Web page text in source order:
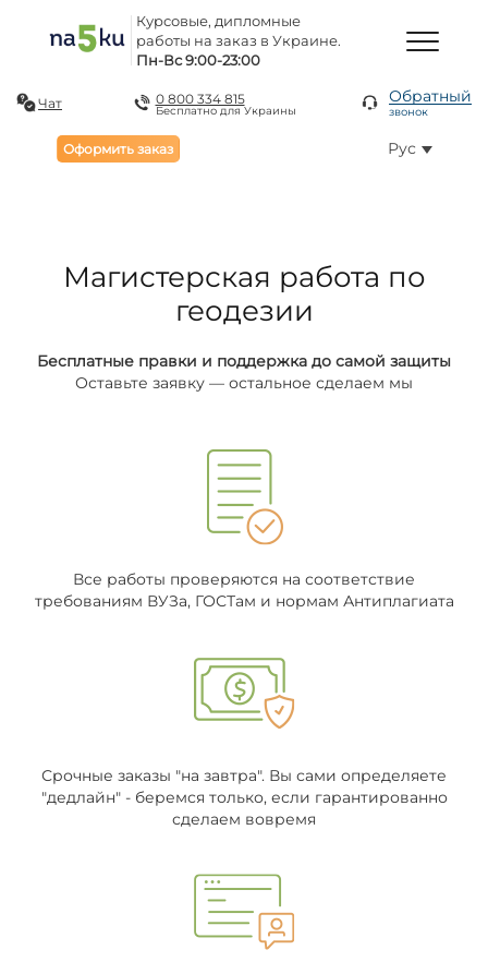
Курсовые, дипломные
работы на заказ в Украине.
Пн-Вс 9:00-23:00
Чат 0 800 334 815
Бесплатно для Украины
Обратный
звонок
Оформить заказ Рус
Магистерская работа по
геодезии
Бесплатные правки и поддержка до самой защиты
Оставьте заявку — остальное сделаем мы
Все работы проверяются на соответствие
требованиям ВУЗа, ГОСТам и нормам Антиплагиата
Срочные заказы "на завтра". Вы сами определяете
"дедлайн" - беремся только, если гарантированно
сделаем вовремя